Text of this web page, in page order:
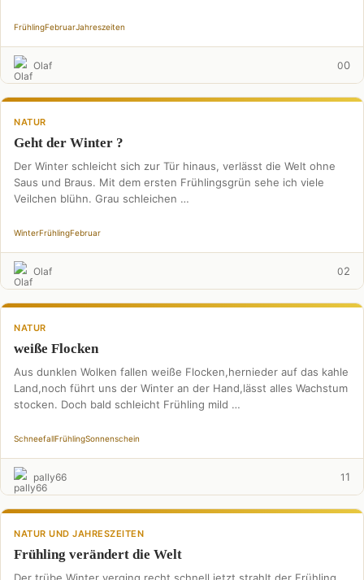
FrühlingFebruarJahreszeiten
Olaf 00
NATUR
Geht der Winter ?
Der Winter schleicht sich zur Tür hinaus, verlässt die Welt ohne
Saus und Braus. Mit dem ersten Frühlingsgrün sehe ich viele
Veilchen blühn. Grau schleichen …
WinterFrühlingFebruar
Olaf 02
NATUR
weiße Flocken
Aus dunklen Wolken fallen weiße Flocken,hernieder auf das kahle
Land,noch führt uns der Winter an der Hand,lässt alles Wachstum
stocken. Doch bald schleicht Frühling mild …
SchneefallFrühlingSonnenschein
pally66 11
NATUR UND JAHRESZEITEN
Frühling verändert die Welt